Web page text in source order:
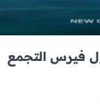
فيرس التجمع